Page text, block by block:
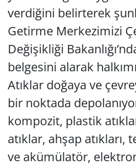
verdiğini belirterek
Getirme Merkezimizi
Değişikliği
belgesini alarak
Atıklar doğaya ve
bir noktada
kompozit, plastik
atıklar, ahşap atıkları,
ve akümülatör,